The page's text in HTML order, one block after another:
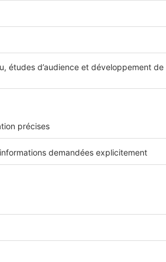
l’administrateur judiciaire
mois, de poursuivre ou non le
du constructeur
éventuel d'un dépassement de prix
franchise s'applique au maximum
de livraison
ou des malfaçons signalés
du constructeur et si la maison est hors
ont été réalisées) le garant peut vous
par les entreprises de votre choix.